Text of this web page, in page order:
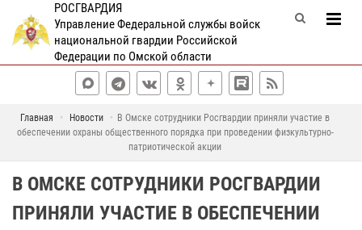
РОСГВАРДИЯ
Управление Федеральной службы войск
национальной гвардии Российской
Федерации по Омской области
Главная Новости
В Омске сотрудники Росгвардии приняли участие в
обеспечении охраны общественного порядка при проведении физкультурно-
патриотической акции
В ОМСКЕ СОТРУДНИКИ РОСГВАРДИИ
ПРИНЯЛИ УЧАСТИЕ В ОБЕСПЕЧЕНИИ